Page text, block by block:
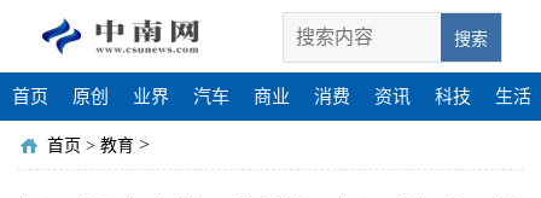
搜索
首页 原创 业界 汽车 商业 消费 资讯 科技 生活
首页 > 教育 >